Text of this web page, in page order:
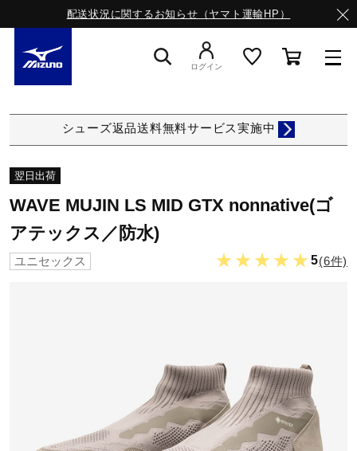
配送状況に関するお知らせ（ヤマト運輸HP）
スニーカー
ランニング
ログイン
シューズ返品送料無料サービス実施中
翌日出荷
WAVE MUJIN LS MID GTX nonnative(ゴ
アテックス／防水)
ユニセックス ★★★★★5(6件)